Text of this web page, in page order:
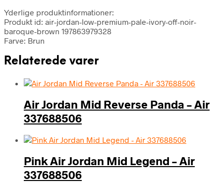
Yderlige produktinformationer:
Produkt id: air-jordan-low-premium-pale-ivory-off-noir-
baroque-brown 197863979328
Farve: Brun
Relaterede varer
Air Jordan Mid Reverse Panda – Air
337688506
Pink Air Jordan Mid Legend – Air
337688506